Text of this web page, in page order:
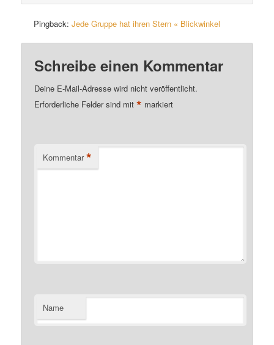
Pingback:Jede Gruppe hat ihren Stern « Blickwinkel
Schreibe einen Kommentar
Deine E-Mail-Adresse wird nicht veröffentlicht.
Erforderliche Felder sind mit* markiert
Kommentar *
Name